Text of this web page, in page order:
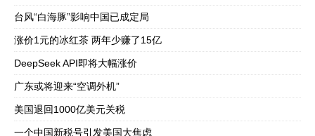
台风“白海豚”影响中国已成定局
涨价1元的冰红茶 两年少赚了15亿
DeepSeek API即将大幅涨价
广东或将迎来“空调外机”
美国退回1000亿美元关税
一个中国新税号引发美国大焦虑